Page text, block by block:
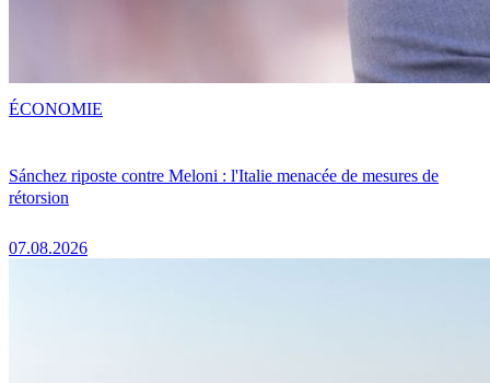
Sánchez riposte contre Meloni : l'Italie menacée de mesures de
rétorsion
07.08.2026
ÉCONOMIE